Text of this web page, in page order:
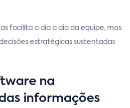
facilita o dia a dia da equipe, mas
estratégicas sustentadas
na
informações